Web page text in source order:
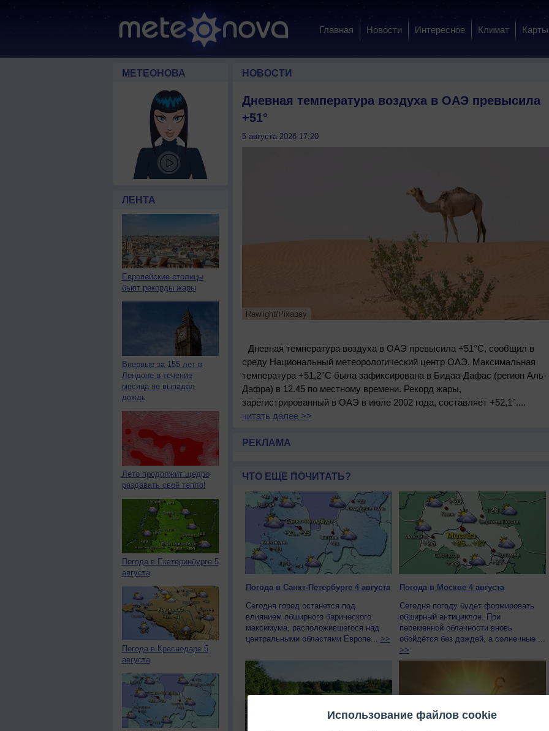
Главная Новости Интересное Климат Карты
МЕТЕОНОВА
ЛЕНТА
Европейские столицы
бьют рекорды жары
Впервые за 155 лет в
Лондоне в течение
месяца не выпадал
дождь
Лето продолжит щедро
раздавать своё тепло!
Погода в Екатеринбурге 5
августа
Погода в Краснодаре 5
августа
НОВОСТИ
Дневная температура воздуха в ОАЭ превысила
+51°
5 августа 2026 17:20
Rawlight/Pixabay
Дневная температура воздуха в ОАЭ превысила +51°C, сообщил в
среду Национальный метеорологический центр ОАЭ. Максимальная
температура +51,2°C была зафиксирована в Бидаа-Дафас (регион Аль-
Дафра) в 12.45 по местному времени. Рекорд жары,
зарегистрированный в ОАЭ в июле 2002 года, составляет +52,1°....
читать далее >>
РЕКЛАМА
ЧТО ЕЩЕ ПОЧИТАТЬ?
Погода в Санкт-Петербурге 4 августа
Сегодня город останется под
влиянием обширного барического
максимума, расположившегося над
центральными областями Европе... >>
Погода в Москве 4 августа
Сегодня погоду будет формировать
обширный антициклон. При
переменной облачности вновь
обойдётся без дождей, а солнечные ...
>>
Использование файлов cookie